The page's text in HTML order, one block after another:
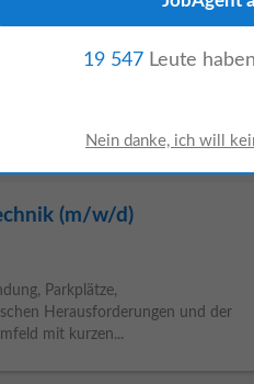
in Oed suchen wir eine/n
Sie die Informationen in dieser
(m/w/d)
Parkplätze,
Herausforderungen und der
mit kurzen...
19 547 Leute